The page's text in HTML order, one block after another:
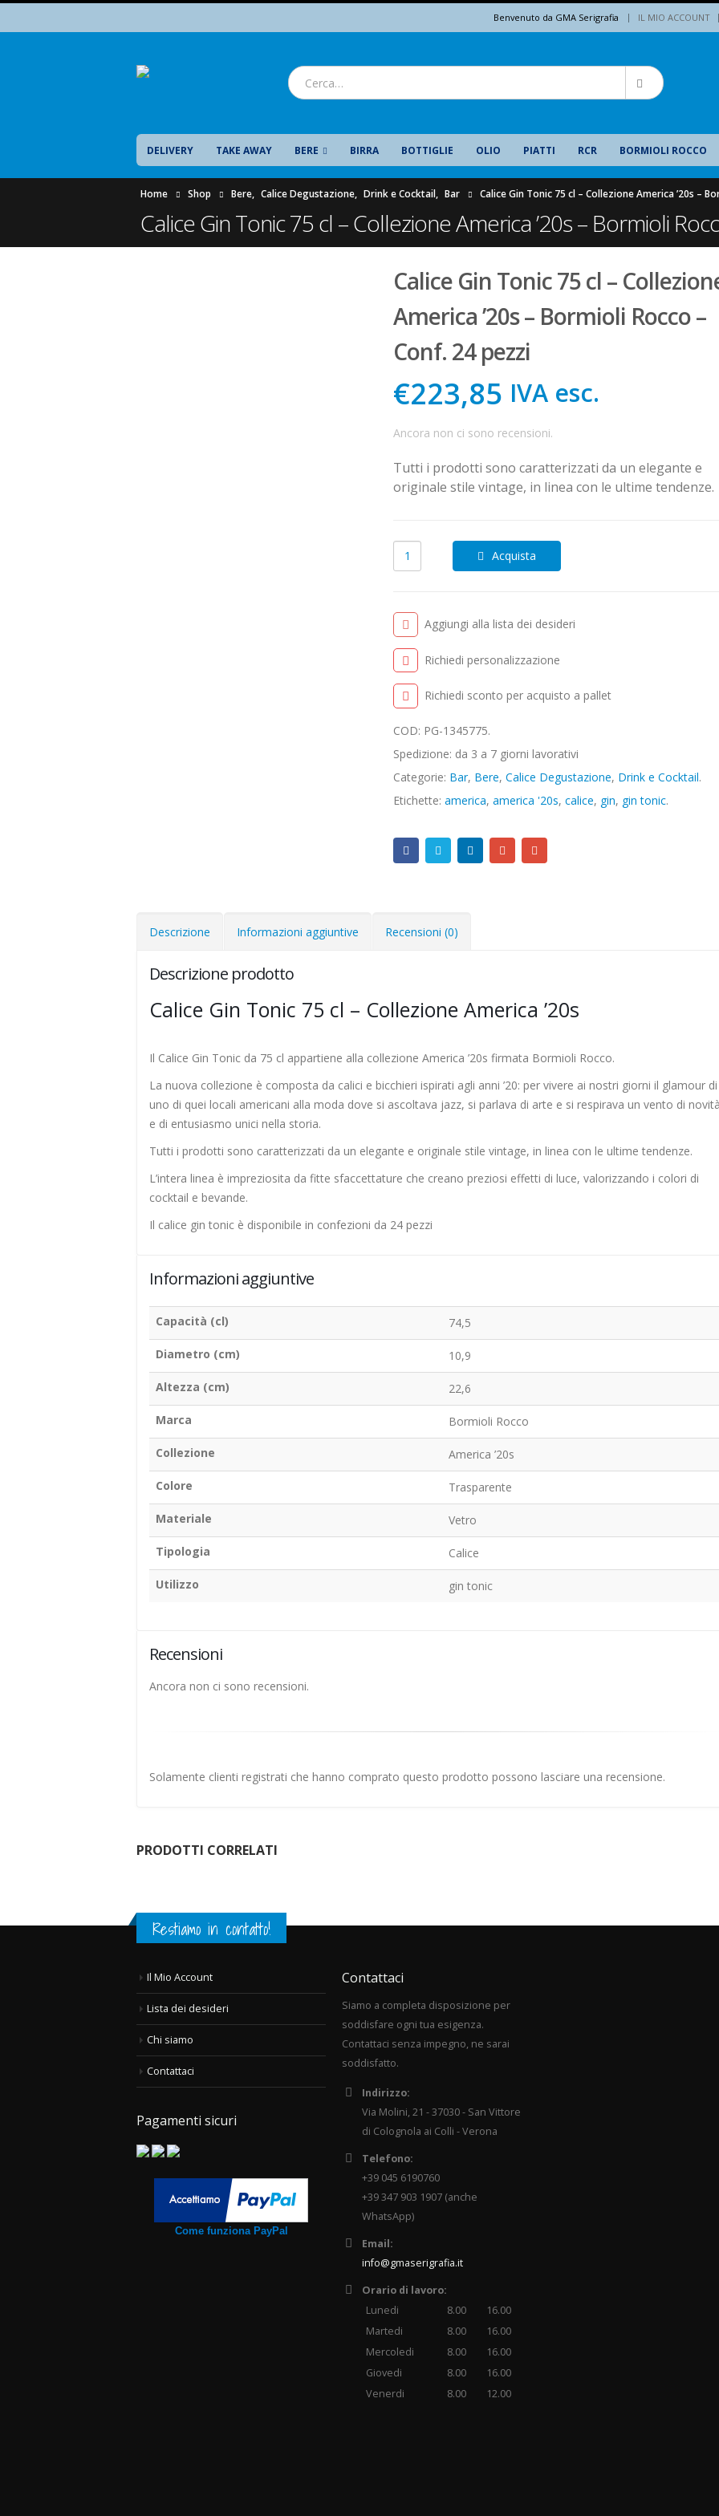
Benvenuto da GMA Serigrafia | IL MIO ACCOUNT
DELIVERY TAKE AWAY BERE BIRRA BOTTIGLIE OLIO PIATTI RCR BORMIOLI ROCCO
Home Shop Bere, Calice Degustazione, Drink e Cocktail, Bar Calice Gin Tonic 75 cl – Collezione America ’20s –
Calice Gin Tonic 75 cl – Collezione America ’20s – Bormioli
Calice Gin Tonic 75 cl –
America ’20s – Bormioli Rocco –
Conf. 24 pezzi
€223,85 IVA esc.
Ancora non ci sono recensioni.
Tutti i prodotti sono caratterizzati da un elegante e
originale stile vintage, in linea con le ultime tendenze.
Acquista
Aggiungi alla lista dei desideri
Richiedi personalizzazione
Richiedi sconto per acquisto a pallet
COD: PG-1345775.
Spedizione: da 3 a 7 giorni lavorativi
Categorie: Bar, Bere, Calice Degustazione, Drink e Cocktail.
Etichette: america, america '20s, calice, gin, gin tonic.
Descrizione Informazioni aggiuntive Recensioni (0)
Descrizione prodotto
Calice Gin Tonic 75 cl – Collezione America ’20s
Il Calice Gin Tonic da 75 cl appartiene alla collezione America ’20s firmata Bormioli Rocco.
La nuova collezione è composta da calici e bicchieri ispirati agli anni ’20: per vivere ai nostri giorni il glamour di
uno di quei locali americani alla moda dove si ascoltava jazz, si parlava di arte e si respirava un vento di
e di entusiasmo unici nella storia.
Tutti i prodotti sono caratterizzati da un elegante e originale stile vintage, in linea con le ultime tendenze.
L’intera linea è impreziosita da fitte sfaccettature che creano preziosi effetti di luce, valorizzando i colori di
cocktail e bevande.
Il calice gin tonic è disponibile in confezioni da 24 pezzi
Informazioni aggiuntive
Capacità (cl) 74,5
Diametro (cm) 10,9
Altezza (cm) 22,6
Marca Bormioli Rocco
Collezione America ’20s
Colore Trasparente
Materiale Vetro
Tipologia Calice
Utilizzo gin tonic
Recensioni
Ancora non ci sono recensioni.
Solamente clienti registrati che hanno comprato questo prodotto possono lasciare una recensione.
PRODOTTI CORRELATI
Restiamo in contatto!
Il Mio Account
Lista dei desideri
Chi siamo
Contattaci
Pagamenti sicuri
Come funziona PayPal
Contattaci
Siamo a completa disposizione per
soddisfare ogni tua esigenza.
Contattaci senza impegno, ne sarai
soddisfatto.
Indirizzo:
Via Molini, 21 - 37030 - San Vittore
di Colognola ai Colli - Verona
Telefono:
+39 045 6190760
+39 347 903 1907 (anche
WhatsApp)
Email:
info@gmaserigrafia.it
Orario di lavoro:
Lunedi
8.00
16.00
Martedi
8.00
16.00
Mercoledi
8.00
16.00
Giovedi
8.00
16.00
Venerdi
8.00 12.00